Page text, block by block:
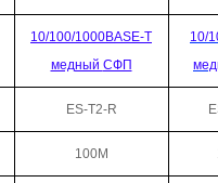
10/100/1000BASE-T
медный СФП
10/
ES-T2-R
100М